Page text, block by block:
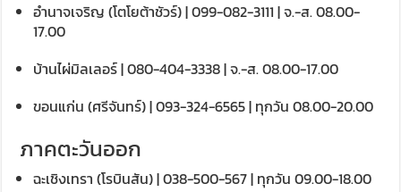
อำนาจเจริญ (โตโยต้าชัวร์) | 099-082-3111 | จ.-ส. 08.00-
17.00
บ้านไผ่มิลเลอร์ | 080-404-3338 | จ.-ส. 08.00-17.00
ขอนแก่น (ศรีจันทร์) | 093-324-6565 | ทุกวัน 08.00-20.00
ภาคตะวันออก
ฉะเชิงเทรา (โรบินสัน) | 038-500-567 | ทุกวัน 09.00-18.00